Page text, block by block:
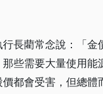
長藺常念說：「金
些需要大量使用能
都會受害，但總體